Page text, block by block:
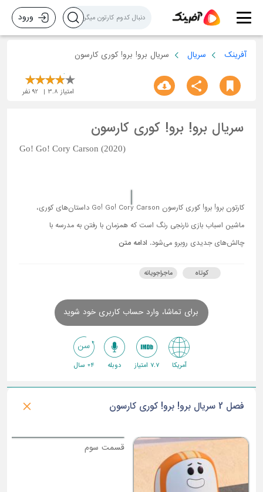
ورود
آفرینک سریال سریال برو! برو! کوری کارسون
امتیاز 3.8
92 نفر
سریال برو! برو! کوری کارسون
Go! Go! Cory Carson (2020)
کارتون برو! برو! کوری کارسون Go! Go! Cory Carson داستان‌‌های کوری،
ماشین اسباب بازی نارنجی رنگ است که همزمان با رفتن به مدرسه با
چالش‌های جدیدی روبرو می‌شود. ادامه متن
کوتاه ماجراجویانه
برای تماشا، وارد حساب کاربری خود شوید
آمریکا 7.7 امتیاز دوبله 4+ سال
فصل 2 سریال برو! برو! کوری کارسون